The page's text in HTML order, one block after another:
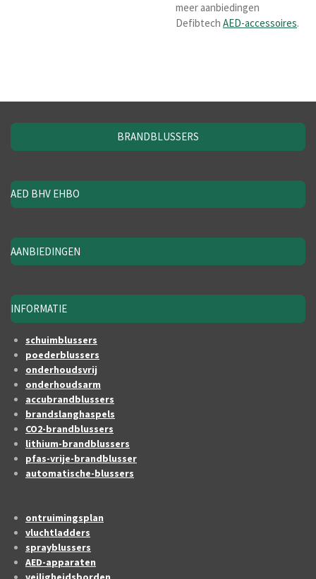
meer aanbiedingen
Defibtech AED-accessoires.
BRANDBLUSSERS
AED BHV EHBO
AANBIEDINGEN
INFORMATIE
schuimblussers
poederblussers
onderhoudsvrij
onderhoudsarm
accubrandblussers
brandslanghaspels
CO2-brandblussers
lithium-brandblussers
pfas-vrije-brandblusser
automatische-blussers
ontruimingsplan
vluchtladders
sprayblussers
AED-apparaten